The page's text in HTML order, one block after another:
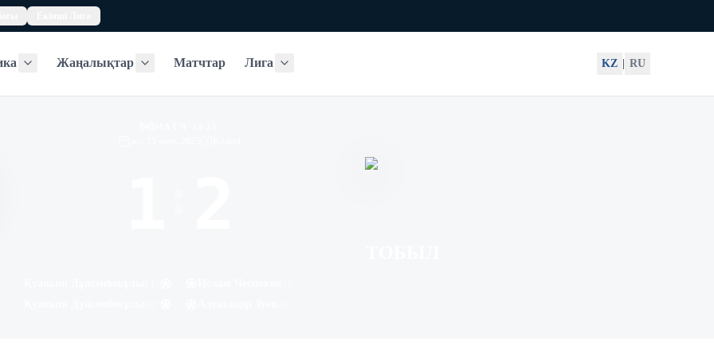
СтатистикаЖаңалықтар Жаңалықтар
Матчтар Лига Лига KZ RU